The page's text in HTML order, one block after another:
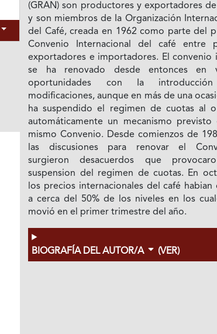
(GRAN) son productores y exportadores
y son miembros de Ia Organización
del Café, creada en 1962 como parte del
Convenio Internacional del café entre
exportadores e importadores. El convenio
se ha renovado desde entonces en
oportunidades con Ia
modificaciones, aunque en más de una
ha suspendido el regimen de cuotas al
automáticamente un mecanismo previsto
mismo Convenio. Desde comienzos de
las discusiones para renovar el
surgieron desacuerdos que
suspension del regimen de cuotas. En
los precios internacionales del café habian
a cerca del 50% de los niveles en los
movió en el primer trimestre del año.
BIOGRAFÍA DEL AUTOR/A (VER)